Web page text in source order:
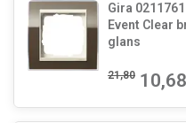
Gira
Event Clear
glans
21,80 10,68